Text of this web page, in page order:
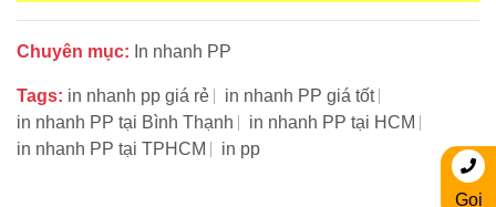
Chuyên mục: In nhanh PP
Tags: in nhanh pp giá rẻ
in nhanh PP giá tốt
in nhanh PP tại Bình Thạnh
in nhanh PP tại HCM
in nhanh PP tại TPHCM
in pp
Gọi